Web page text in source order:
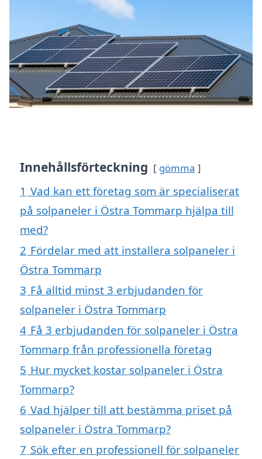
Innehållsförteckning gömma
1 Vad kan ett företag som är specialiserat
på solpaneler i Östra Tommarp hjälpa till
med?
2 Fördelar med att installera solpaneler i
Östra Tommarp
3 Få alltid minst 3 erbjudanden för
solpaneler i Östra Tommarp
4 Få 3 erbjudanden för solpaneler i Östra
Tommarp från professionella företag
5 Hur mycket kostar solpaneler i Östra
Tommarp?
6 Vad hjälper till att bestämma priset på
solpaneler i Östra Tommarp?
7 Sök efter en professionell för solpaneler